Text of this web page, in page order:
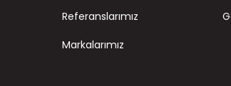
Referanslarımız
Markalarımız